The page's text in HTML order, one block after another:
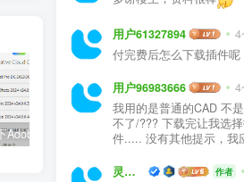
PS精简版Adobe Photoshop Elements 2024破解版中文免序列号激活v24.0.0
用户61327894
付完费后怎么下载插件呢
用户96983666
我用的是普通的CAD 不是天正， 所以用
不了/??? 下载完让我选择打开插件的软
件..... 没有其他提示，我
灵感屋 作者